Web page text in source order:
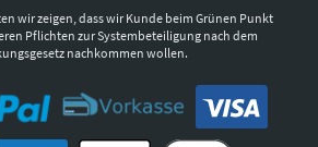
wir zeigen, dass wir Kunde beim Grünen Punkt
Pflichten zur Systembeteiligung nach dem
nachkommen wollen.